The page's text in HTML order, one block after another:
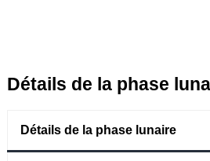
Détails de la phase
Détails de la phase lunaire